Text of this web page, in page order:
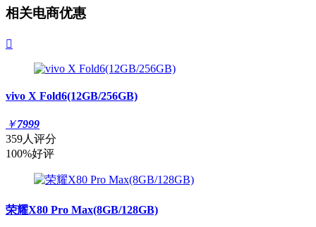
相关电商优惠

vivo X Fold6(12GB/256GB)
￥7999
359人评分
100%好评
荣耀X80 Pro Max(8GB/128GB)